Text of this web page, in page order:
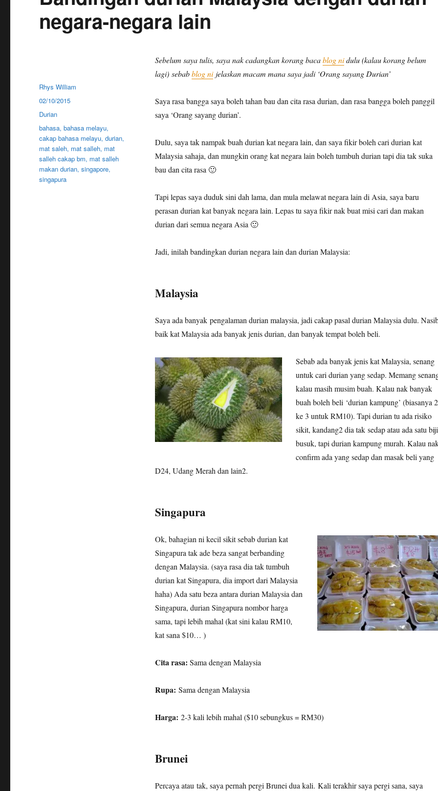
negara-negara lain
Sebelum saya tulis, saya nak cadangkan korang bacablog nidulu (kalau korang belum
lagi) sebabblog nijelaskan macam mana saya jadi ‘Orang sayang Durian’
Saya rasa bangga saya boleh tahan bau dan cita rasa durian, dan rasa bangga boleh panggil
saya ‘Orang sayang durian’.
Dulu, saya tak nampak buah durian kat negara lain, dan saya fikir boleh cari durian kat
Malaysia sahaja, dan mungkin orang kat negara lain boleh tumbuh durian tapi dia tak suka
bau dan cita rasa 🙂
Tapi lepas saya duduk sini dah lama, dan mula melawat negara lain di Asia, saya baru
perasan durian kat banyak negara lain. Lepas tu saya fikir nak buat misi cari dan makan
durian dari semua negara Asia 🙂
Jadi, inilah bandingkan durian negara lain dan durian Malaysia:
Malaysia
Saya ada banyak pengalaman durian malaysia, jadi cakap pasal durian Malaysia dulu.
baik kat Malaysia ada banyak jenis durian, dan banyak tempat boleh beli.
Sebab ada banyak jenis kat Malaysia, senang
untuk cari durian yang sedap. Memang
kalau masih musim buah. Kalau nak banyak
buah boleh beli ‘durian kampung’ (biasanya 2
ke 3 untuk RM10). Tapi durian tu ada risiko
sikit, kandang2 dia tak sedap atau ada satu biji
busuk, tapi durian kampung murah. Kalau
confirm ada yang sedap dan masak beli yang
D24, Udang Merah dan lain2.
Singapura
Ok, bahagian ni kecil sikit sebab durian kat
Singapura tak ade beza sangat berbanding
dengan Malaysia. (saya rasa dia tak tumbuh
durian kat Singapura, dia import dari Malaysia
haha) Ada satu beza antara durian Malaysia dan
Singapura, durian Singapura nombor harga
sama, tapi lebih mahal (kat sini kalau RM10,
kat sana $10… )
Cita rasa: Sama dengan Malaysia
Rupa: Sama dengan Malaysia
Harga: 2-3 kali lebih mahal ($10 sebungkus = RM30)
Brunei
Percaya atau tak, saya pernah pergi Brunei dua kali. Kali terakhir saya pergi sana, saya
Author
Rhys William
Posted
on
02/10/2015
Categories
Durian
Tags
bahasa,bahasa melayu,
cakap bahasa melayu,durian,
mat saleh, mat salleh, mat
salleh cakap bm, mat salleh
makan durian,singapore,
singapura